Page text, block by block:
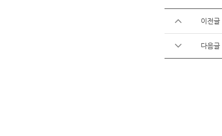
이전글
다음글